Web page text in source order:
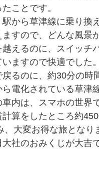
ことです。
から草津線に乗り換
すので、どんな風景
越えるのに、スイッチ
ますので快適でした。
るのに、約30分の時
電化されている草津
内は、スマホの世界
算をしたところ約
大変お得な旅となり
社のおみくじが大吉